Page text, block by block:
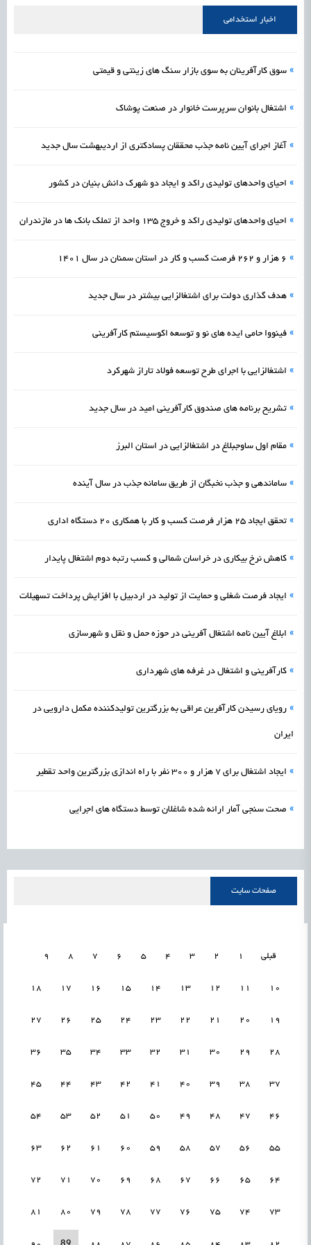
اشتغال و کارآفرینی
اخبار استخدامی
» سوق کارآفرینان به سوی بازار سنگ های زینتی و قیمتی
» اشتغال بانوان سرپرست خانوار در صنعت پوشاک
» آغاز اجرای آیین نامه جذب محققان پسادکتری از اردیبهشت سال جدید
» احیای واحدهای تولیدی راکد و ایجاد دو شهرک دانش بنیان در کشور
» احیای واحدهای تولیدی راکد و خروج 135 واحد از تملک بانک ها در مازندران
» 6 هزار و 262 فرصت کسب و کار در استان سمنان در سال 1401
» هدف گذاری دولت برای اشتغالزایی بیشتر در سال جدید
» فینووا حامی ایده های نو و توسعه اکوسیستم کارآفرینی
» اشتغالزایی با اجرای طرح توسعه فولاد تاراز شهرکرد
» تشریح برنامه های صندوق کارآفرینی امید در سال جدید
» مقام اول ساوجبلاغ در اشتغالزایی در استان البرز
» ساماندهی و جذب نخبگان از طریق سامانه جذب در سال آینده
» تحقق ایجاد 25 هزار فرصت کسب و کار با همکاری 20 دستگاه اداری
» کاهش نرخ بیکاری در خراسان شمالی و کسب رتبه دوم اشتغال پایدار
» ایجاد فرصت شغلی و حمایت از تولید در اردبیل با افزایش پرداخت تسهیلات
» ابلاغ آیین نامه اشتغال آفرینی در حوزه حمل و نقل و شهرسازی
» کارآفرینی و اشتغال در غرفه های شهرداری
» رویای رسیدن کارآفرین عراقی به بزرگترین تولیدکننده مکمل دارویی در
ایران
» ایجاد اشتغال برای 7 هزار و 300 نفر با راه اندازی بزرگترین واحد تقطیر
» صحت سنجی آمار ارائه شده شاغلان توسط دستگاه های اجرایی
صفحات سایت
قبلی 1
2
3
4
5
6
7
8
9
10
11
12
13
14
15
16
17
18
19
20
21
22
23
24
25
26
27
28
29
30
31
32
33
34
35
36
37
38
39
40
41
42
43
44
45
46
47
48
49
50
51
52
53
54
55
56
57
58
59
60
61
62
63
64
65
66
67
68
69
70
71
72
73
74
75
76
77
78
79
80
81